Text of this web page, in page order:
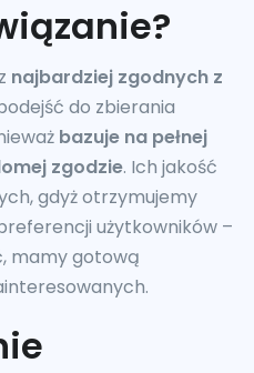
najbardziej zgodnych z
do zbierania
bazuje na pełnej
zgodzie. Ich jakość
gdyż otrzymujemy
użytkowników –
mamy gotową